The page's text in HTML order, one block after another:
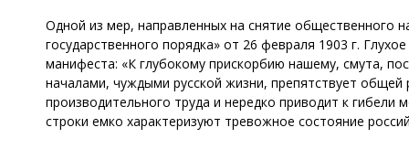
Одной из мер, направленных на снятие общественного
государственного порядка» от 26 февраля 1903 г.
манифеста: «К глубокому прискорбию нашему, смута,
началами, чуждыми русской жизни, препятствует
производительного труда и нередко приводит к
строки емко характеризуют тревожное состояние